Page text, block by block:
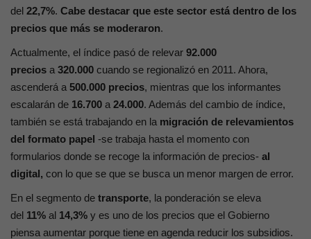
del 22,7%. Cabe destacar que este sector está dentro de los
precios que más se moderaron.
Actualmente, el índice pasó de relevar 92.000
precios a 320.000 cuando se regionalizó en 2011. Ahora,
ascenderá a 500.000 precios, mientras que los informantes
escalarán de 16.700 a 24.000. Además del cambio de índice,
también se está trabajando en la migración de relevamientos
del formato papel -se trabaja hasta el momento con
formularios donde se recoge la información de precios- al
digital, con lo que se que se busca un menor margen de error.
En el segmento de transporte, la ponderación se eleva
del 11% al 14,3% y es uno de los precios que el Gobierno
piensa aumentar porque tiene en agenda reducir los subsidios.